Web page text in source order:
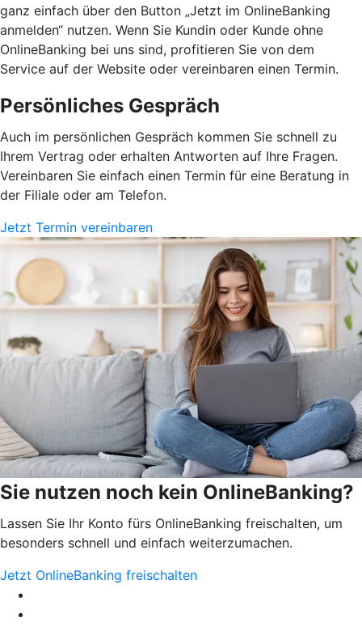
ganz einfach über den Button „Jetzt im OnlineBanking
anmelden“ nutzen. Wenn Sie Kundin oder Kunde ohne
OnlineBanking bei uns sind, profitieren Sie von dem
Service auf der Website oder vereinbaren einen Termin.
Persönliches Gespräch
Auch im persönlichen Gespräch kommen Sie schnell zu
Ihrem Vertrag oder erhalten Antworten auf Ihre Fragen.
Vereinbaren Sie einfach einen Termin für eine Beratung in
der Filiale oder am Telefon.
Jetzt Termin vereinbaren
Sie nutzen noch kein OnlineBanking?
Lassen Sie Ihr Konto fürs OnlineBanking freischalten, um
besonders schnell und einfach weiterzumachen.
Jetzt OnlineBanking freischalten